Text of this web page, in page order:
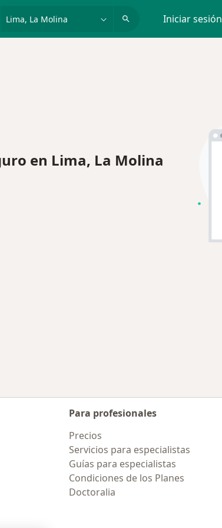
Iniciar sesión
en Lima, La Molina
Para profesionales
Precios
Servicios para especialistas
Guías para especialistas
Condiciones de los Planes
Doctoralia